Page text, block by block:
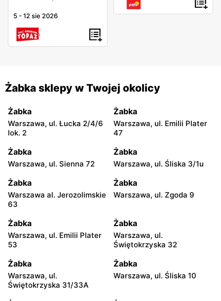
5 -12 sie 2026
Żabka sklepy w Twojej okolicy
Żabka
Warszawa, ul. Łucka 2/4/6
lok. 2
Żabka
Warszawa, ul. Emilii Plater
47
Żabka
Warszawa, ul. Sienna 72
Żabka
Warszawa, ul. Śliska 3/1u
Żabka
Warszawa al. Jerozolimskie
63
Żabka
Warszawa, ul. Zgoda 9
Żabka
Warszawa, ul. Emilii Plater
53
Żabka
Warszawa, ul.
Świętokrzyska 32
Żabka
Warszawa, ul.
Świętokrzyska 31/33A
Żabka
Warszawa, ul. Śliska 10